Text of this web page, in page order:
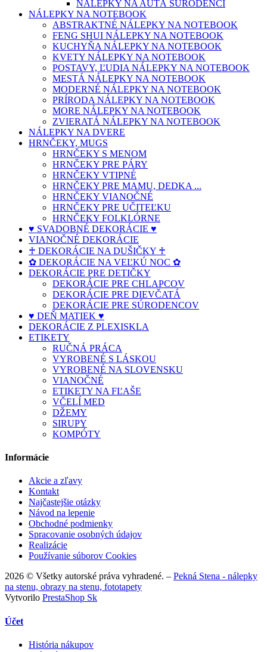
NÁLEPKY NA AUTÁ SÚRODENCI
NÁLEPKY NA NOTEBOOK
ABSTRAKTNÉ NÁLEPKY NA NOTEBOOK
FENG SHUI NÁLEPKY NA NOTEBOOK
KUCHYŇA NÁLEPKY NA NOTEBOOK
KVETY NÁLEPKY NA NOTEBOOK
POSTAVY, ĽUDIA NÁLEPKY NA NOTEBOOK
MESTÁ NÁLEPKY NA NOTEBOOK
MODERNÉ NÁLEPKY NA NOTEBOOK
PRÍRODA NÁLEPKY NA NOTEBOOK
MORE NÁLEPKY NA NOTEBOOK
ZVIERATÁ NÁLEPKY NA NOTEBOOK
NÁLEPKY NA DVERE
HRNČEKY, MUGS
HRNČEKY S MENOM
HRNČEKY PRE PÁRY
HRNČEKY VTIPNÉ
HRNČEKY PRE MAMU, DEDKA ...
HRNČEKY VIANOČNÉ
HRNČEKY PRE UČITEĽKU
HRNČEKY FOLKLÓRNE
♥ SVADOBNÉ DEKORÁCIE ♥
VIANOČNÉ DEKORÁCIE
♰ DEKORÁCIE NA DUŠIČKY ♰
✿ DEKORÁCIE NA VEĽKÚ NOC ✿
DEKORÁCIE PRE DETIČKY
DEKORÁCIE PRE CHLAPCOV
DEKORÁCIE PRE DIEVČATÁ
DEKORÁCIE PRE SÚRODENCOV
♥ DEŇ MATIEK ♥
DEKORÁCIE Z PLEXISKLA
ETIKETY
RUČNÁ PRÁCA
VYROBENÉ S LÁSKOU
VYROBENÉ NA SLOVENSKU
VIANOČNÉ
ETIKETY NA FĽAŠE
VČELÍ MED
DŽEMY
SIRUPY
KOMPÓTY
Informácie
Akcie a zľavy
Kontakt
Najčastejšie otázky
Návod na lepenie
Obchodné podmienky
Spracovanie osobných údajov
Realizácie
Používanie súborov Cookies
2026 © Všetky autorské práva vyhradené. – Pekná Stena - nálepky
na stenu, obrazy na stenu, fototapety
Vytvorilo PrestaShop Sk
Účet
História nákupov